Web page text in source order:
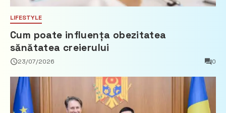
LIFESTYLE
Cum poate influența obezitatea
sănătatea creierului
23/07/2026 0